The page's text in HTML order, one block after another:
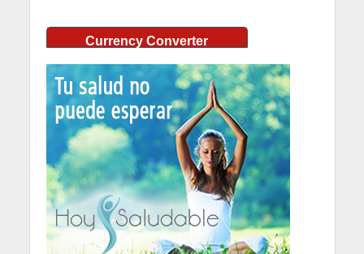
Currency Converter